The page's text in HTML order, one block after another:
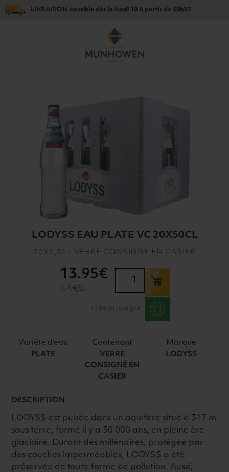
LIVRAISON possible dès le lundi 10 à partir de 08h30
LODYSS EAU PLATE VC 20X50CL
20X0,5L - VERRE CONSIGNÉ EN CASIER
LODYSS
EAU
20X50CL
13.95€
1.4 €/L
+7.5€ de consigne
Variété d'eau
PLATE
Contenant
VERRE
CONSIGNÉ EN
CASIER
Marque
LODYSS
DESCRIPTION
LODYSS est puisée dans un aquifère situé à 317 m
sous terre, formé il y a 30 000 ans, en pleine ère
glaciaire. Durant des millénaires, protégée par
des couches imperméables, LODYSS a été
préservée de toute forme de pollution. Aussi,